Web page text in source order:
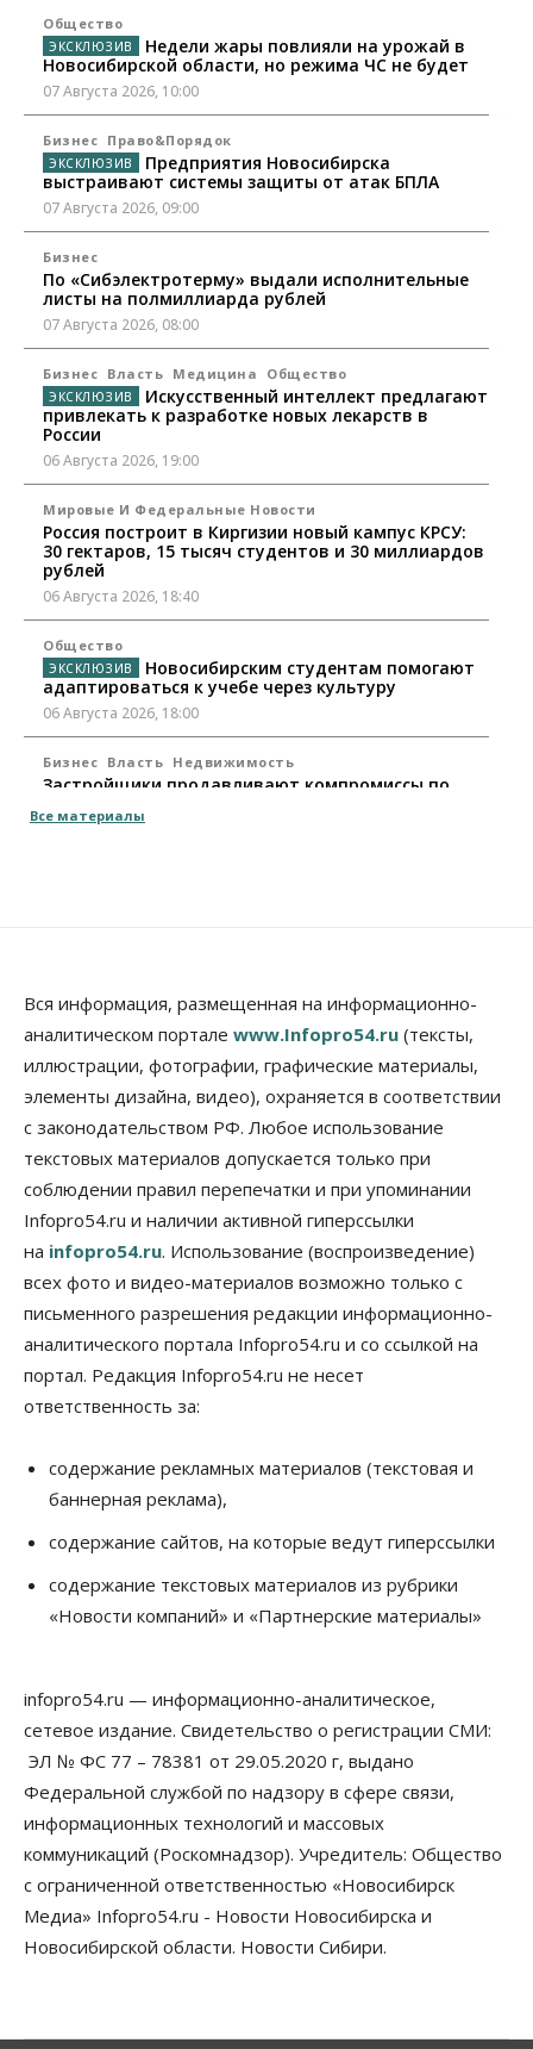
Общество
Недели жары повлияли на урожай в
Новосибирской области, но режима ЧС не будет
07 Августа 2026, 10:00
Бизнес Право&Порядок
Предприятия Новосибирска
выстраивают системы защиты от атак БПЛА
07 Августа 2026, 09:00
Бизнес
По «Сибэлектротерму» выдали исполнительные
листы на полмиллиарда рублей
07 Августа 2026, 08:00
Бизнес Власть Медицина Общество
Искусственный интеллект предлагают
привлекать к разработке новых лекарств в
России
06 Августа 2026, 19:00
Мировые И Федеральные Новости
Россия построит в Киргизии новый кампус КРСУ:
30 гектаров, 15 тысяч студентов и 30 миллиардов
рублей
06 Августа 2026, 18:40
Общество
Новосибирским студентам помогают
адаптироваться к учебе через культуру
06 Августа 2026, 18:00
Бизнес Власть Недвижимость
Застройщики продавливают компромиссы по
06 Августа 2026, 17:30
Общество
Подозреваемых в похищении человека
задержали в Новосибирске
06 Августа 2026, 16:15
Общество
Пенсионеры старше 80 лет в Новосибирской
области получили повышенные пенсии
06 Августа 2026, 16:00
Финансы
Россияне оформили ипотечных кредитов на 2,6
трлн рублей
06 Августа 2026, 15:53
Власть
Думская гонка в Новосибирской области
обойдется без самовыдвиженцев
06 Августа 2026, 15:00
Бизнес Власть Общество
Правительство России продлило разрешение на
выпуск бензина «Евро-3»
Общество
«За тех, у кого от 270 баллов,
настоящая борьба»: вузы настойчиво
Власть
Режим ЧС ввели в Омской области из-за засухи
06 Августа 2026, 12:15
Власть Общество
Новосибирск готовится к визиту Владимира
Путина
06 Августа 2026, 12:05
Бизнес Недвижимость Общество
Все материалы
Вся информация, размещенная на информационно-
аналитическом портале www.Infopro54.ru (тексты,
иллюстрации, фотографии, графические материалы,
элементы дизайна, видео), охраняется в соответствии
с законодательством РФ. Любое использование
текстовых материалов допускается только при
соблюдении правил перепечатки и при упоминании
Infopro54.ru и наличии активной гиперссылки
на infopro54.ru. Использование (воспроизведение)
всех фото и видео-материалов возможно только с
письменного разрешения редакции информационно-
аналитического портала Infopro54.ru и со ссылкой на
портал. Редакция Infopro54.ru не несет
ответственность за:
содержание рекламных материалов (текстовая и
баннерная реклама),
содержание сайтов, на которые ведут гиперссылки
содержание текстовых материалов из рубрики
«Новости компаний» и «Партнерские материалы»
infopro54.ru — информационно-аналитическое,
сетевое издание. Свидетельство о регистрации СМИ:
ЭЛ № ФС 77 – 78381 от 29.05.2020 г, выдано
Федеральной службой по надзору в сфере связи,
информационных технологий и массовых
коммуникаций (Роскомнадзор). Учредитель: Общество
с ограниченной ответственностью «Новосибирск
Медиа» Infopro54.ru - Новости Новосибирска и
Новосибирской области. Новости Сибири.